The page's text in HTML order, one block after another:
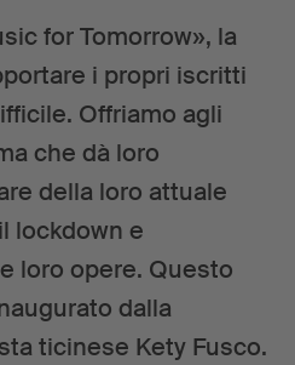
for Tomorrow», la
i propri iscritti
Offriamo agli
che dà loro
della loro attuale
lockdown e
loro opere. Questo
dalla
ticinese Kety Fusco.